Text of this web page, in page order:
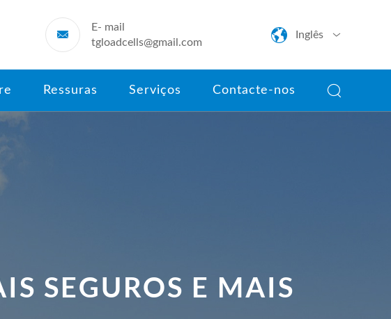

E- mail
tgloadcells@gmail.com
 Inglês 
日本語
português
Ressuras Serviços Contacte-nos 
SEGUROS E MAIS